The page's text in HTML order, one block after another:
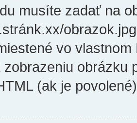
musíte zadať na
vo
zobrazeniu obrázku
(ak je